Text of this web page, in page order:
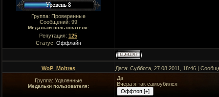
Группа: Проверенные
Сообщений: 99
Медальки пользователя:
Репутация: 125
Статус: Оффлайн
WoP_Moltres Дата: Суббота, 27.08.2011, 18:46 |
Группа: Удаленные
Медальки пользователя:
Да
Вчера я так самоубился